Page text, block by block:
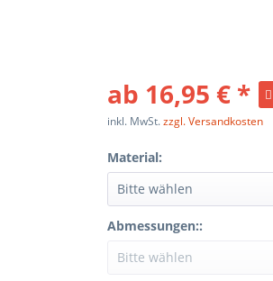
ab 16,95 € *
inkl. MwSt.zzgl. Versandkosten
Material:
Abmessungen::